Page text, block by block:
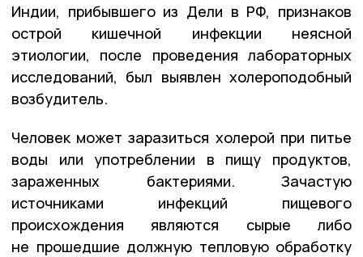
Индии, прибывшего из Дели в РФ, признаков
острой кишечной инфекции неясной
этиологии, после проведения лабораторных
исследований, был выявлен холероподобный
возбудитель.
Человек может заразиться холерой при питье
воды или употреблении в пищу продуктов,
зараженных бактериями. Зачастую
источниками инфекций пищевого
происхождения являются сырые либо
не прошедшие должную тепловую обработку